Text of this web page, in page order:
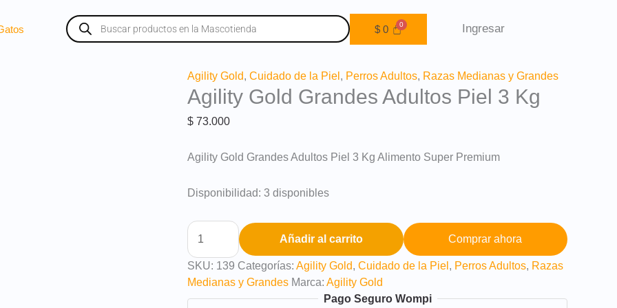
Búsqueda
de
productos
$ 0 Ingresar
Agility Gold, Cuidado de la Piel , Perros Adultos, Razas Medianas y Grandes
Agility Gold Grandes Adultos Piel 3 Kg
$ 73.000
Agility Gold Grandes Adultos Piel 3 Kg Alimento Super Premium
Disponibilidad: 3 disponibles
Agility
Gold
Grandes
Adultos
3
cantidad
Añadir al carrito Comprar ahora
SKU: 139 Categorías: Agility Gold, Cuidado de la Piel , Perros Adultos, Razas
Medianas y Grandes Marca: Agility Gold
Pago Seguro Wompi